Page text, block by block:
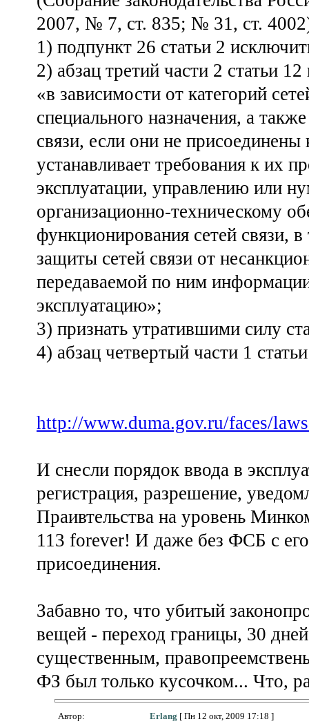
2007, № 7, ст. 835; № 31, ст.
1) подпункт 26 статьи 2
2) абзац третий части 2 статьи
«в зависимости от категорий
специального назначения, а
связи, если они не присоединены
устанавливает требования к их
эксплуатации, управлению или
организационно-техническому
функционирования сетей связи,
защиты сетей связи от
передаваемой по ним
эксплуатацию»;
3) признать утратившими силу
4) абзац четвертый части 1
http://www.duma.gov.ru/faces/
И снесли порядок ввода в
регистрация, разрешение,
Праивтельства на уровень
113 forever! И даже без ФСБ с
присоединения.
Забавно то, что убитый
вещей - переход границы, 30
существенным,
ФЗ был только кусочком... Что,
Автор: Erlang [ Пн 12 окт, 2009 17:18 ]